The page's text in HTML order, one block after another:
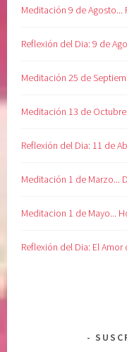
Meditación 9 de
Reflexión del Dia: 9 de
Meditación 25 de
Meditación 13 de
Reflexión del Dia: 11 de
Meditación 1 de Marzo...
Meditacion 1 de Mayo...
Reflexión del Dia: El